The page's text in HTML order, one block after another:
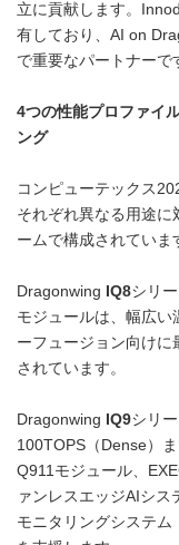
立に貢献します。
有しており、AI on
で重要なパートナーで
4つの性能プロファイ
ング
コンピューテックス
それぞれ異なる用途
ームで構成されていま
Dragonwing IQ8シリ
モジュールは、幅広
ーフュージョン向け
されています。
Dragonwing IQ9シリ
100TOPS（Dense）
Q911モジュール、
ァンレスエッジAIシ
モニタリングシステ